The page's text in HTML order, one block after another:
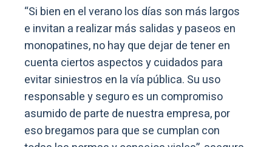
“Si bien en el verano los días son más largos
e invitan a realizar más salidas y paseos en
monopatines, no hay que dejar de tener en
cuenta ciertos aspectos y cuidados para
evitar siniestros en la vía pública. Su uso
responsable y seguro es un compromiso
asumido de parte de nuestra empresa, por
eso bregamos para que se cumplan con